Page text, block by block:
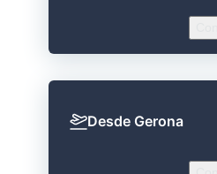
Desde Gerona